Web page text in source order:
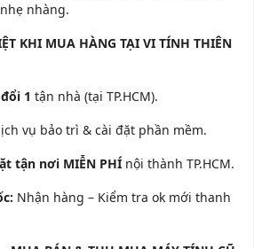
nhàng.
KHI MUA HÀNG TẠI VI TÍNH THIÊN
1 tận nhà (tại TP.HCM).
vụ bảo trì & cài đặt phần mềm.
tận nơi MIỄN PHÍ nội thành TP.HCM.
Nhận hàng – Kiểm tra ok mới thanh